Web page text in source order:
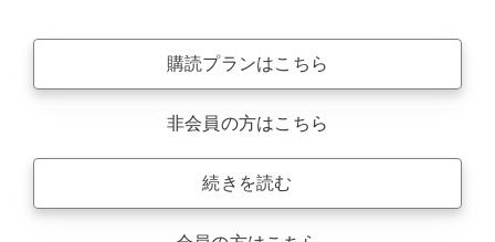
購読プランはこちら
非会員の方はこちら
続きを読む